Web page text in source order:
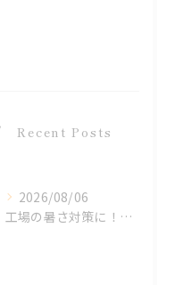
Recent Posts
2026/08/06
工場の暑さ対策に！遮熱塗料「アドクールAQUA」施工前の温度測定を設置